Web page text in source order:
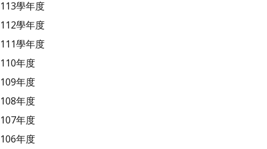
113學年度
112學年度
111學年度
110年度
109年度
108年度
107年度
106年度